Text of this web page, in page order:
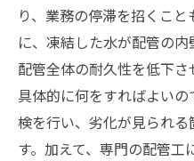
り、業務の停滞を招くこ
に、凍結した水が配管の
配管全体の耐久性を低下さ
具体的に何をすればよい
検を行い、劣化が見られ
す。加えて、専門の配管